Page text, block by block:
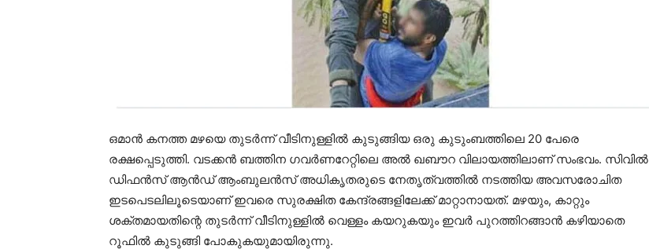
ഒമാൻ കനത്ത മഴയെ തുടർന്ന് വീടിനുള്ളിൽ കുടുങ്ങിയ ഒരു കുടുംബത്തിലെ 20 പേരെ
രക്ഷപ്പെടുത്തി. വടക്കൻ ബത്തിന ഗവർണറേറ്റിലെ അൽ ഖബൗറ വിലായത്തിലാണ് സംഭവം. സിവിൽ
ഡിഫൻസ് ആൻഡ് ആംബുലൻസ് അധികൃതരുടെ നേതൃത്വത്തിൽ നടത്തിയ അവസരോചിത
ഇടപെടലിലൂടെയാണ് ഇവരെ സുരക്ഷിത കേന്ദ്രങ്ങളിലേക്ക് മാറ്റാനായത്. മഴയും, കാറ്റും
ശക്തമായതിന്റെ തുടർന്ന് വീടിനുള്ളിൽ വെള്ളം കയറുകയും ഇവർ പുറത്തിറങ്ങാൻ കഴിയാതെ
റൂഫിൽ കുടുങ്ങി പോകുകയുമായിരുന്നു.